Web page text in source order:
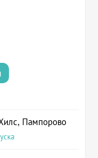
Пампорово